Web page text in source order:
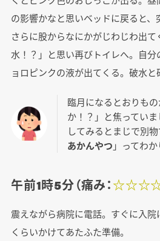
の影響かなと思いベッドに戻ると、
さらに股からなにかがじわじわ出
水！？」と思い再びトイレへ。自
ョロピンクの液が出てくる。破水と
臨月になるとおりも
か！？」と焦ってい
してみるとまじで別
あかんやつ 」ってわか
午前1時5分（痛み：
震えながら病院に電話。すぐに入院
くらいかけてあたふた準備。